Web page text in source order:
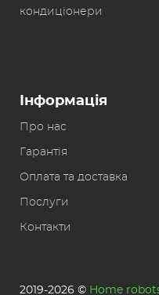
кондиціонери
Інформація
Про нас
Гарантія
Оплата та доставка
Послуги
Контакти
2019-2026 © Home